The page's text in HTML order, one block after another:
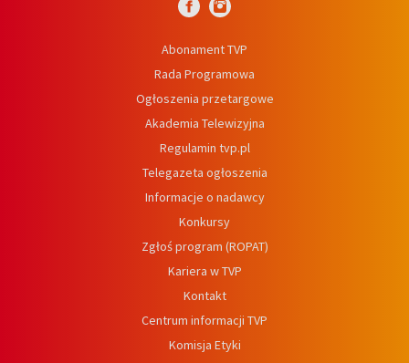
Abonament TVP
Rada Programowa
Ogłoszenia przetargowe
Akademia Telewizyjna
Regulamin tvp.pl
Telegazeta ogłoszenia
Informacje o nadawcy
Konkursy
Zgłoś program (ROPAT)
Kariera w TVP
Kontakt
Centrum informacji TVP
Komisja Etyki